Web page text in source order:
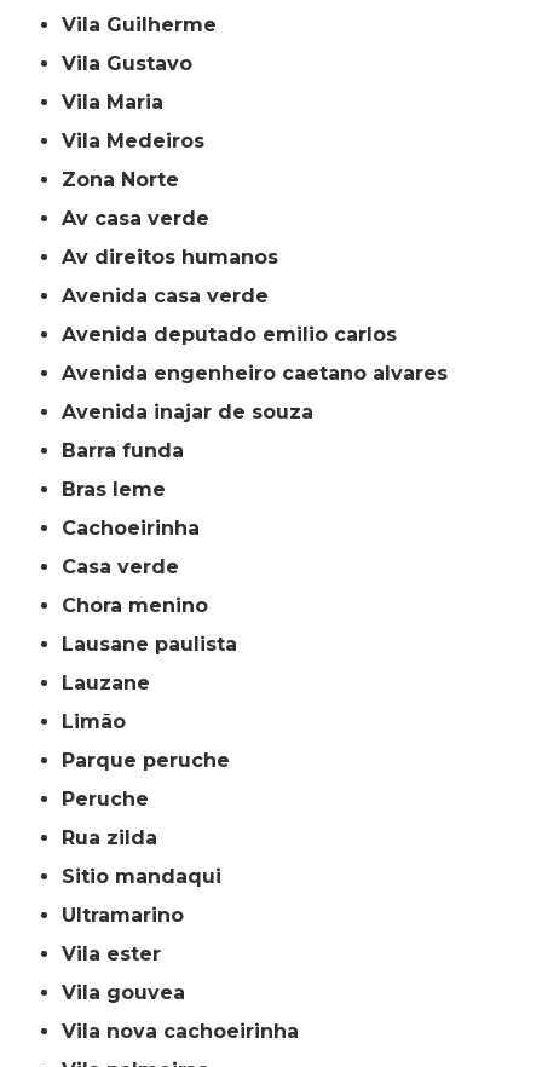
Vila Guilherme
Vila Gustavo
Vila Maria
Vila Medeiros
Zona Norte
av casa verde
av direitos humanos
avenida casa verde
avenida deputado emilio carlos
avenida engenheiro caetano alvares
avenida inajar de souza
barra funda
bras leme
cachoeirinha
casa verde
chora menino
lausane paulista
lauzane
limão
parque peruche
peruche
rua zilda
sitio mandaqui
ultramarino
vila ester
vila gouvea
vila nova cachoeirinha